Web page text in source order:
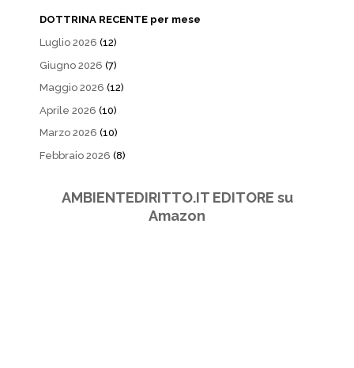
DOTTRINA RECENTE per mese
Luglio 2026 (12)
Giugno 2026 (7)
Maggio 2026 (12)
Aprile 2026 (10)
Marzo 2026 (10)
Febbraio 2026 (8)
AMBIENTEDIRITTO.IT EDITORE su
Amazon